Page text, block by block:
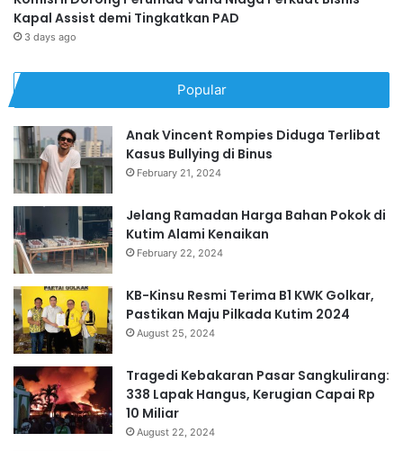
Kapal Assist demi Tingkatkan PAD
3 days ago
Popular
Anak Vincent Rompies Diduga Terlibat
Kasus Bullying di Binus
February 21, 2024
Jelang Ramadan Harga Bahan Pokok di
Kutim Alami Kenaikan
February 22, 2024
KB-Kinsu Resmi Terima B1 KWK Golkar,
Pastikan Maju Pilkada Kutim 2024
August 25, 2024
Tragedi Kebakaran Pasar Sangkulirang:
338 Lapak Hangus, Kerugian Capai Rp
10 Miliar
August 22, 2024